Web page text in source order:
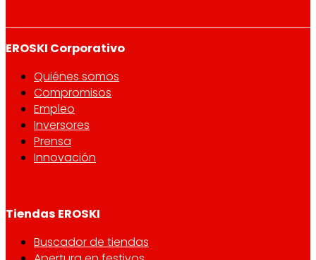
EROSKI Corporativo
Quiénes somos
Compromisos
Empleo
Inversores
Prensa
Innovación
Tiendas EROSKI
Buscador de tiendas